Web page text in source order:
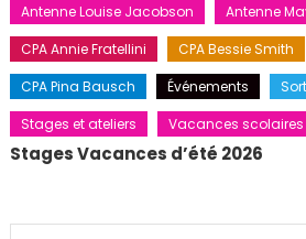
Antenne Louise Jacobson
Antenne
CPA Annie Fratellini
CPA Bessie Smith
CPA Pina Bausch
Événements
Stages et ateliers
Vacances scolaires
Stages Vacances d’été 2026